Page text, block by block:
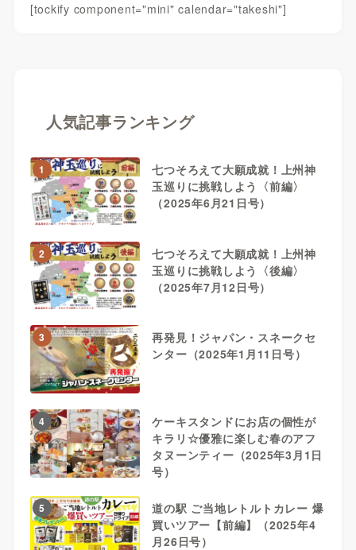
[tockify component="mini" calendar="takeshi"]
人気記事ランキング
1
七つそろえて大願成就！上州神
玉巡りに挑戦しよう〈前編〉
（2025年6月21日号）
2
七つそろえて大願成就！上州神
玉巡りに挑戦しよう〈後編〉
（2025年7月12日号）
3
再発見！ジャパン・スネークセ
ンター（2025年1月11日号）
4
ケーキスタンドにお店の個性が
キラリ☆優雅に楽しむ春のアフ
タヌーンティー（2025年3月1日
号）
5
道の駅 ご当地レトルトカレー 爆
買いツアー【前編】（2025年4
月26日号）